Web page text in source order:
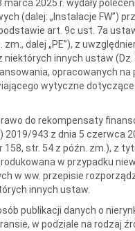
marca 2025 r. wydały
(dalej: „Instalacje FW”)
art. 9c ust. 7a
dalej „PE”), z
innych ustaw (Dz.
opracowanych na
wytyczne dotyczące
do rekompensaty
2019/943 z dnia 5 czerwca
str. 54 z późn. zm.), z
w przypadku
w ww. przepisie
innych ustaw.
publikacji danych o
w podziale na rodzaj